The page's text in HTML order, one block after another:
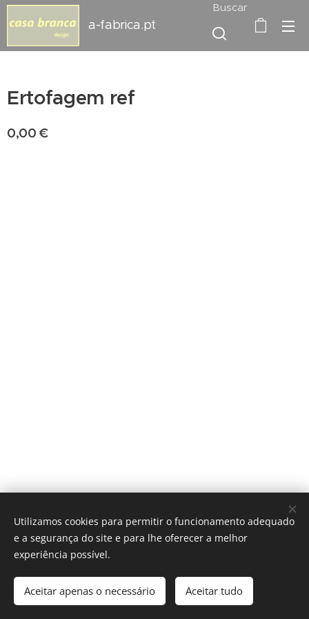
a-fabrica.pt
Buscar
Ertofagem ref
0,00 €
Adicionar ao carrinho
fabrico x medida
Cookies
Utilizamos cookies para permitir o funcionamento adequado
e a segurança do site e para lhe oferecer a melhor
experiência possível.
Aceitar apenas o necessário Aceitar tudo